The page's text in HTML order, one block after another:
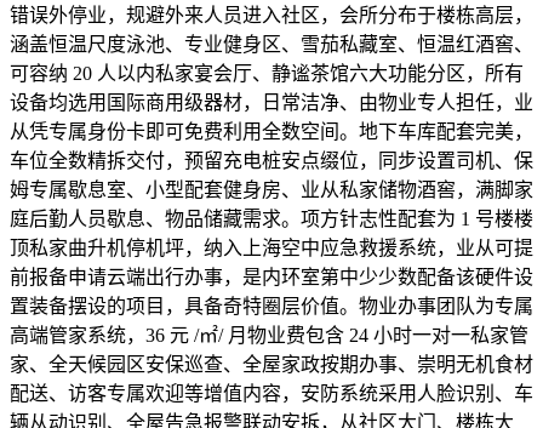
错误外停业，规避外来人员进入社区，会所分布于楼栋高层，
涵盖恒温尺度泳池、专业健身区、雪茄私藏室、恒温红酒窖、
可容纳 20 人以内私家宴会厅、静谧茶馆六大功能分区，所有
设备均选用国际商用级器材，日常洁净、由物业专人担任，业
从凭专属身份卡即可免费利用全数空间。地下车库配套完美，
车位全数精拆交付，预留充电桩安点缀位，同步设置司机、保
姆专属歇息室、小型配套健身房、业从私家储物酒窖，满脚家
庭后勤人员歇息、物品储藏需求。项方针志性配套为 1 号楼楼
顶私家曲升机停机坪，纳入上海空中应急救援系统，业从可提
前报备申请云端出行办事，是内环室第中少少数配备该硬件设
置装备摆设的项目，具备奇特圈层价值。物业办事团队为专属
高端管家系统，36 元 /㎡/ 月物业费包含 24 小时一对一私家管
家、全天候园区安保巡查、全屋家政按期办事、崇明无机食材
配送、访客专属欢迎等增值内容，安防系统采用人脸识别、车
辆从动识别、全屋告急报警联动安拆，从社区大门、楼栋大